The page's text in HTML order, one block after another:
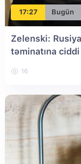
17:27 Bugün
Zelenski:
təminatına
16